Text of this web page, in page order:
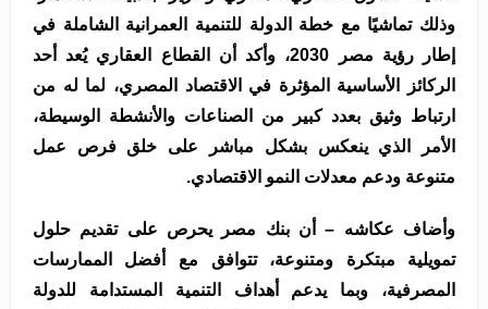
وذلك تماشيًا مع خطة الدولة للتنمية العمرانية الشاملة في
إطار رؤية مصر 2030، وأكد أن القطاع العقاري يُعد أحد
الركائز الأساسية المؤثرة في الاقتصاد المصري، لما له من
ارتباط وثيق بعدد كبير من الصناعات والأنشطة الوسيطة،
الأمر الذي ينعكس بشكل مباشر على خلق فرص عمل
متنوعة ودعم معدلات النمو الاقتصادي.
وأضاف عكاشه – أن بنك مصر يحرص على تقديم حلول
تمويلية مبتكرة ومتنوعة، تتوافق مع أفضل الممارسات
المصرفية، وبما يدعم أهداف التنمية المستدامة للدولة